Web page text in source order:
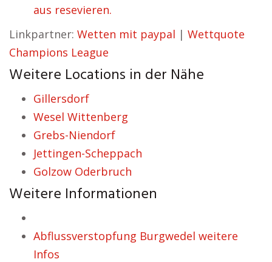
aus resevieren.
Linkpartner: Wetten mit paypal | Wettquote
Champions League
Weitere Locations in der Nähe
Gillersdorf
Wesel Wittenberg
Grebs-Niendorf
Jettingen-Scheppach
Golzow Oderbruch
Weitere Informationen
Abflussverstopfung Burgwedel weitere
Infos